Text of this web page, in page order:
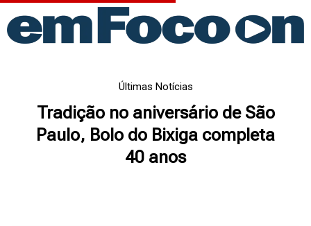
para
Últimas Notícias
Tradição no aniversário de São
Paulo, Bolo do Bixiga completa
40 anos